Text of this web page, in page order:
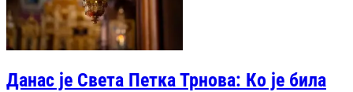
Данас је Света Петка Трнова: Ко је била